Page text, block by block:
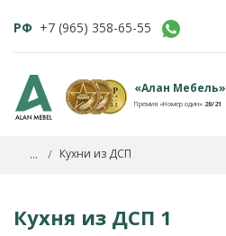
РФ +7 (965) 358-65-55
«Алан Мебель»
Премия «Номер один» 20/21
... Кухни из ДСП
Кухня из ДСП 1